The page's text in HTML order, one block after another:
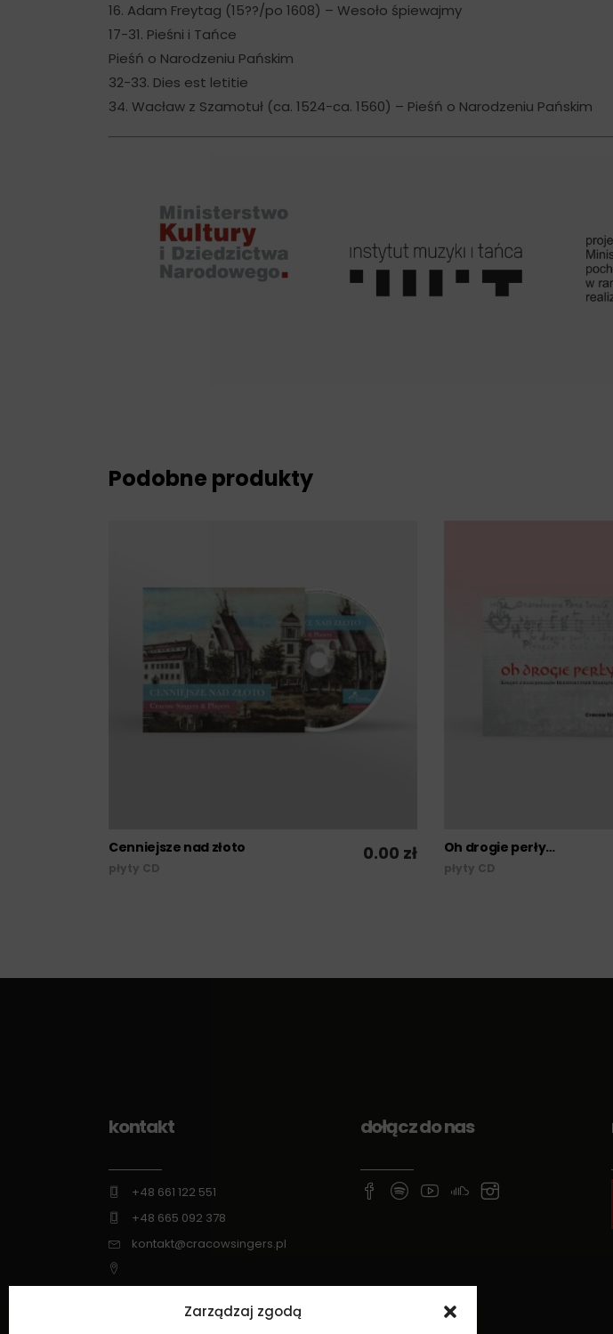
Zarządzaj zgodą
16. Adam Freytag (15??/po 1608) – Wesoło śpiewajmy
17-31. Pieśni i Tańce
Pieśń o Narodzeniu Pańskim
32-33. Dies est letitie
34. Wacław z Szamotuł (ca. 1524-ca. 1560) – Pieśń o Narodzeniu Pańskim
Podobne produkty
DODAJ DO KOSZYKA
Cenniejsze nad złoto 0.00 zł
płyty CD
DOWIEDZ
Oh drogie perły…
płyty CD
kontakt
+48 661 122 551
+48 665 092 378
kontakt@cracowsingers.pl
www.cracowsingers.pl
dołącz do nas